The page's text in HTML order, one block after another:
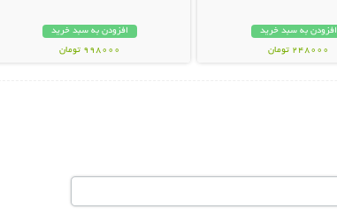
افزودن به سبد خرید
248000 تومان
افزودن به سبد خرید
998000 تومان